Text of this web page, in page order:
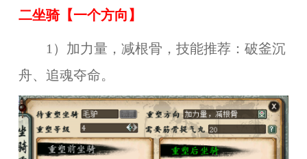
二坐骑【一个方向】
1）加力量，减根骨，技能推荐：破釜沉
舟、追魂夺命。